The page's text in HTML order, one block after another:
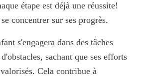
étape est déjà une réussite!
se concentrer sur ses progrès.
s'engagera dans des tâches
sachant que ses efforts
Cela contribue à